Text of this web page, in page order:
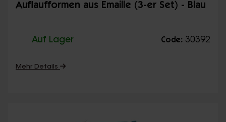
Auflaufformen aus Emaille (3-er Set) - Blau
Auf Lager Code: 30392
Mehr Details